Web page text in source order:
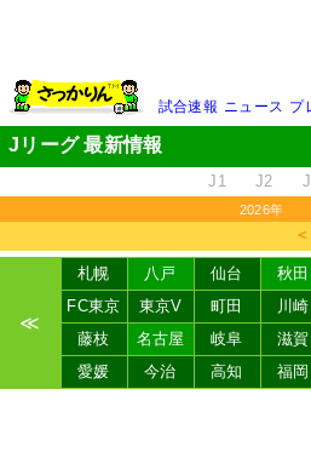
試合速報 ニュース プ
Jリーグ 最新情報
J1 J2
2026年
＜
≪
札幌 八戸 仙台 秋田
FC東京
東京V 町田 川崎
藤枝
名古屋 岐阜 滋賀
愛媛
今治 高知 福岡